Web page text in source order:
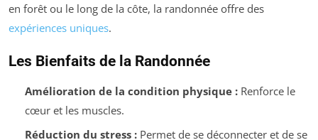
en forêt ou le long de la côte, la randonnée offre des
expériences uniques.
Les Bienfaits de la Randonnée
Amélioration de la condition physique :Renforce le
cœur et les muscles.
Réduction du stress :Permet de se déconnecter et de se